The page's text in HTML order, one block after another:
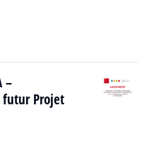
–
futur Projet